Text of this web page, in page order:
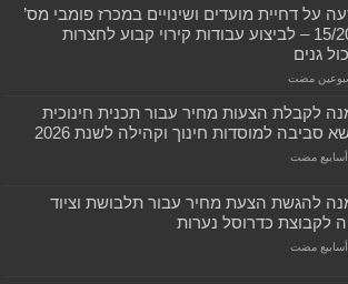
על דחיית מועדים ושינויים במכרז פומבי מס’
15/2026 – לביצוע עבודות קירוי קבוע לחצרות
גנים
مضت
לקבלת הצעות מחיר עבור תכנית חינוכית
סביבה למוסדות חינוך וקהילה לשנת 2026
להגשת הצעת מחיר עבור תלבושת וציוד
לקבוצת כדרוסל נערות